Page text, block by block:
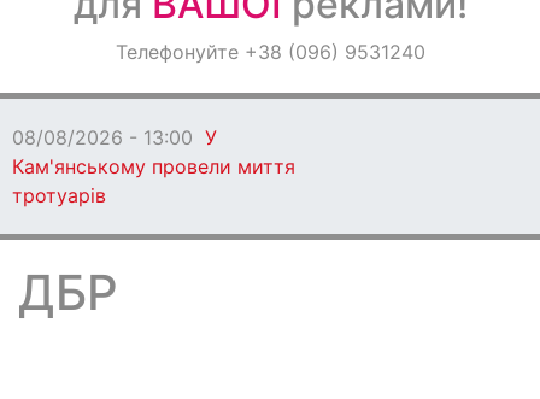
ОголошенняТелефонуйте +38 (096) 9531240
08/08/2026 - 13:00 У
Кам'янському провели миття
тротуарів
ДБР